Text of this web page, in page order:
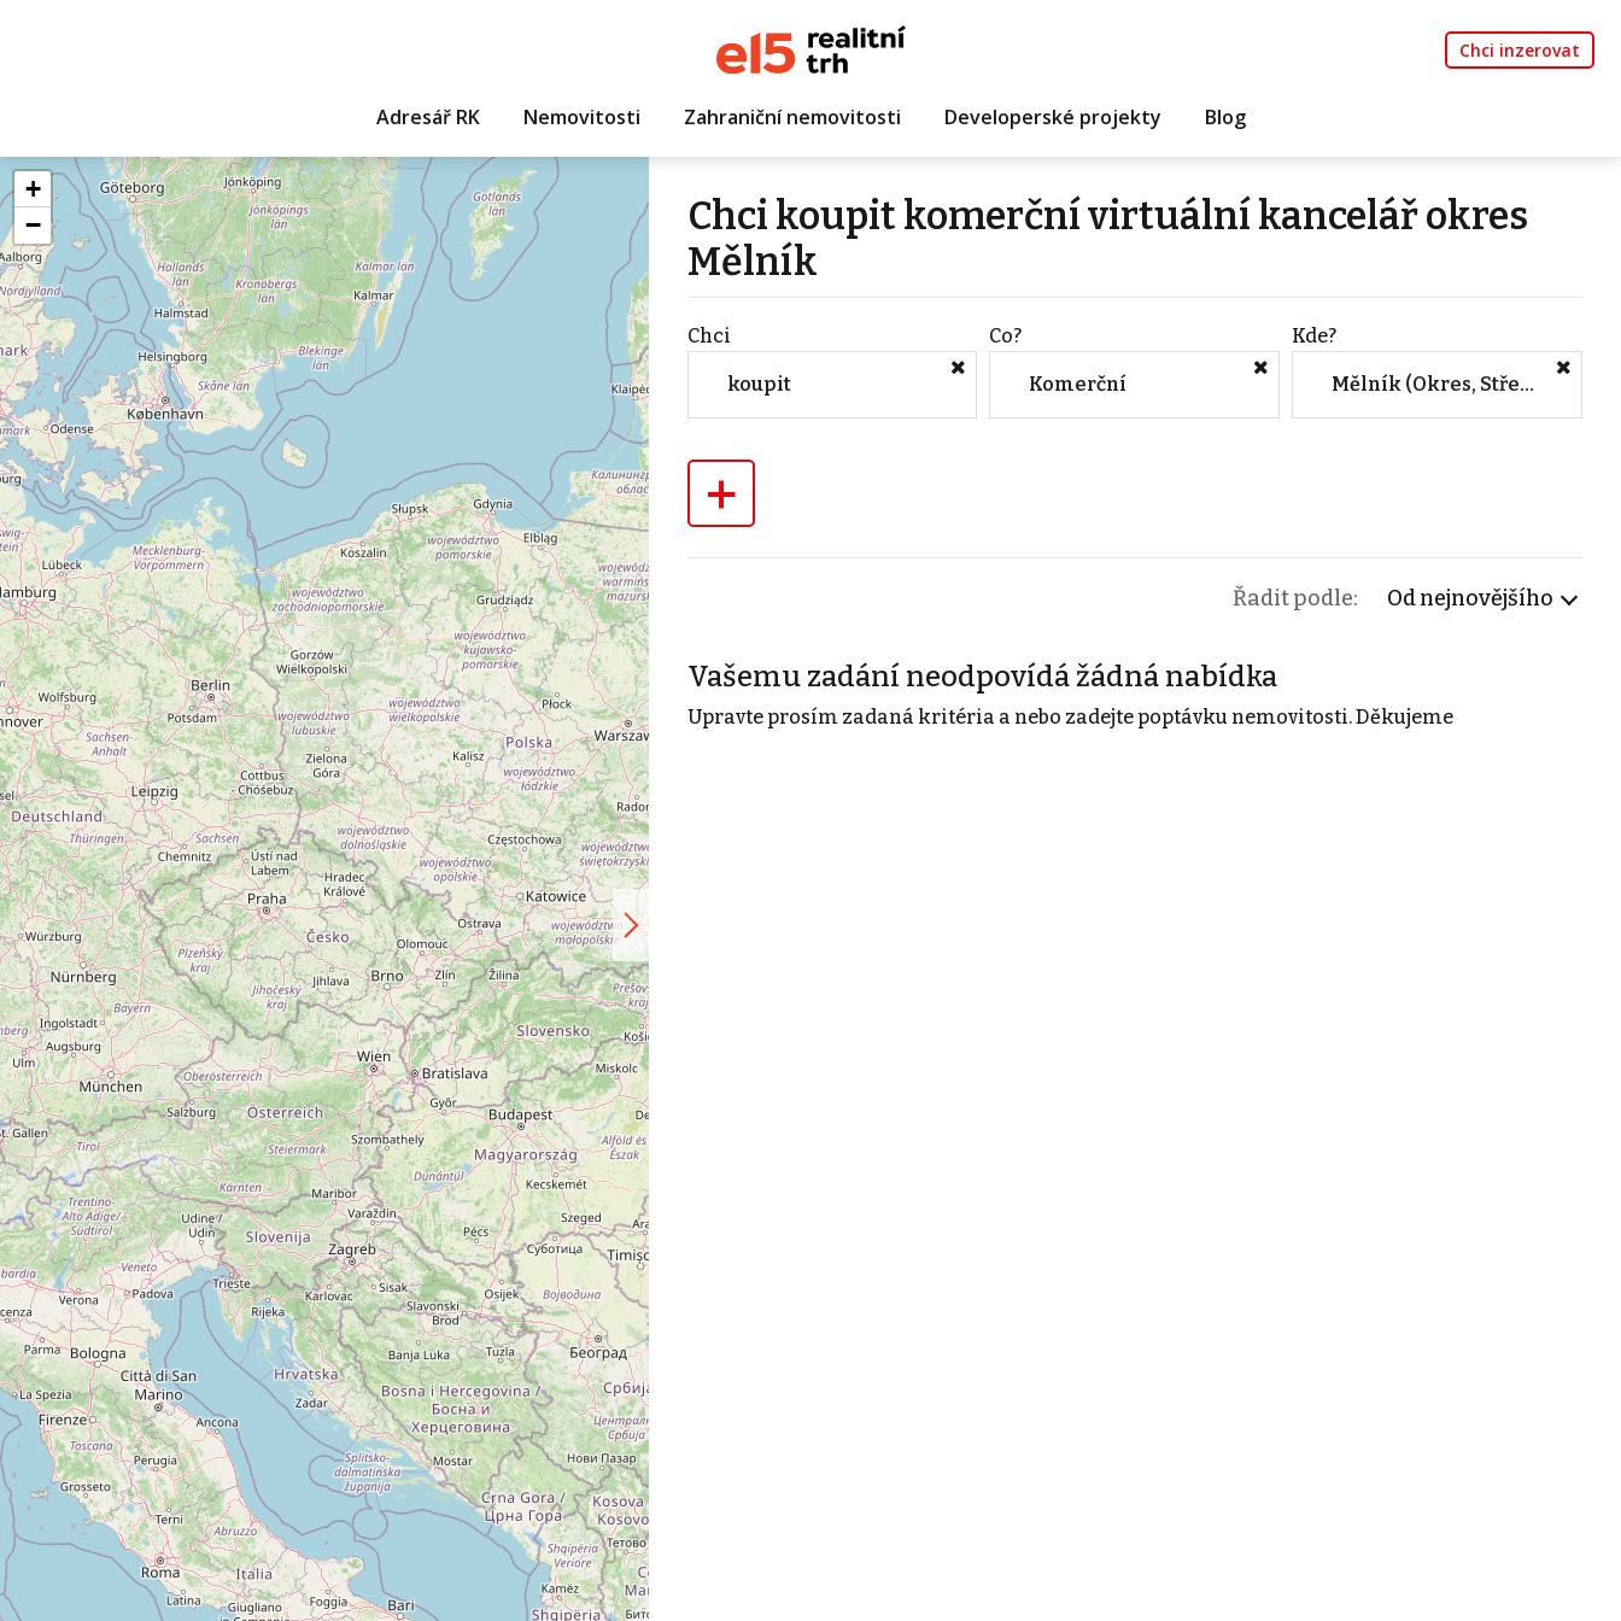
Chci inzerovat
Adresář RK Nemovitosti Zahraniční nemovitosti Developerské projekty Blog
+
−
Chci koupit komerční virtuální kancelář okres
Mělník
Chci
koupit
Co?
Komerční
Kde?
Mělník (Okres, Středočeský kraj)
+
Řadit podle: Od nejnovějšího
Vašemu zadání neodpovídá žádná nabídka
Upravte prosím zadaná kritéria a nebo zadejte poptávku nemovitosti. Děkujeme